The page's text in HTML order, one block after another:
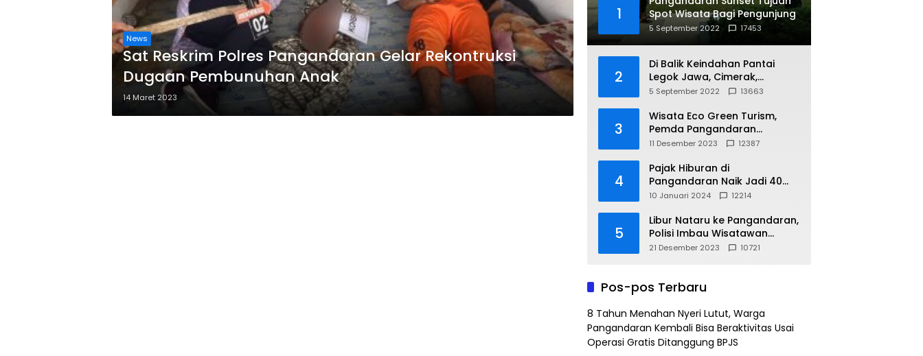
News
Sat Reskrim Polres Pangandaran Gelar Rekontruksi
Dugaan Pembunuhan Anak
14 Maret 2023
1
Spot Wisata Bagi Pengunjung
5 September 2022 17453
2
Di Balik Keindahan Pantai
Legok Jawa, Cimerak,
Pangandaran
5 September 2022 13663
3
Wisata Eco Green Turism,
Pemda Pangandaran
Gandeng PLN
11 Desember 2023 12387
4
Pajak Hiburan di
Pangandaran Naik Jadi 40
Persen
10 Januari 2024 12214
5
Libur Nataru ke Pangandaran,
Polisi Imbau Wisatawan
Gunakan Jalur Arteri
21 Desember 2023 10721
Pos-pos Terbaru
8 Tahun Menahan Nyeri Lutut, Warga
Pangandaran Kembali Bisa Beraktivitas Usai
Operasi Gratis Ditanggung BPJS